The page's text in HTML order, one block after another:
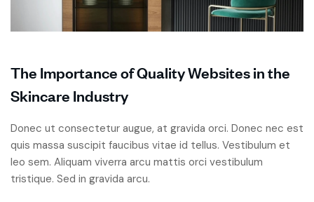
The Importance of Quality Websites in the
Skincare Industry
Donec ut consectetur augue, at gravida orci. Donec nec est
quis massa suscipit faucibus vitae id tellus. Vestibulum et
leo sem. Aliquam viverra arcu mattis orci vestibulum
tristique. Sed in gravida arcu.